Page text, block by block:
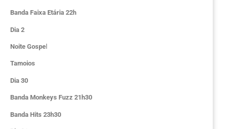
Banda Faixa Etária 22h
Dia 2
Noite Gospe
Tamoios
Dia 30
Banda Monkeys Fuzz 21h30
Banda Hits 23h30